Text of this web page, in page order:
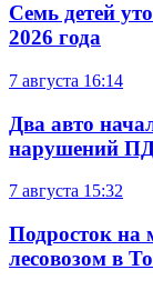
Семь детей
2026 года
7 августа 16:14
Два авто
нарушений
7 августа 15:32
Подросток на
лесовозом в